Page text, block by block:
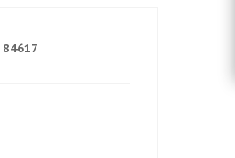
84617